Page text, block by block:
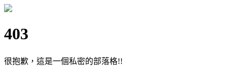
403
很抱歉，這是一個私密的部落格!!